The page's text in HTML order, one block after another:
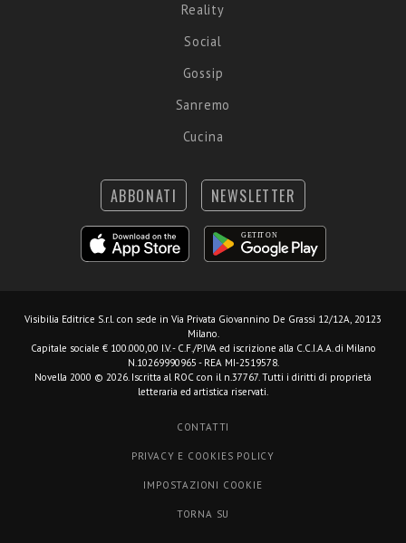
Reality
Social
Gossip
Sanremo
Cucina
ABBONATI NEWSLETTER
Visibilia Editrice S.r.l. con sede in Via Privata Giovannino De Grassi 12/12A, 20123
Milano.
Capitale sociale € 100.000,00 I.V. - C.F./P.IVA ed iscrizione alla C.C.I.A.A. di Milano
N.10269990965 - REA MI-2519578.
Novella 2000 © 2026. Iscritta al ROC con il n.37767. Tutti i diritti di proprietà
letteraria ed artistica riservati.
CONTATTI
PRIVACY E COOKIES POLICY
IMPOSTAZIONI COOKIE
TORNA SU